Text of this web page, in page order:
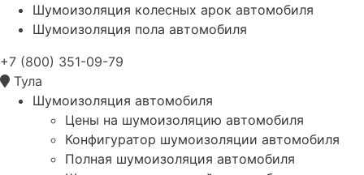
Шумоизоляция колесных арок автомобиля
Шумоизоляция пола автомобиля
+7 (800) 351-09-79
Тула
Шумоизоляция автомобиля
Цены на шумоизоляцию автомобиля
Конфигуратор шумоизоляции автомобиля
Полная шумоизоляция автомобиля